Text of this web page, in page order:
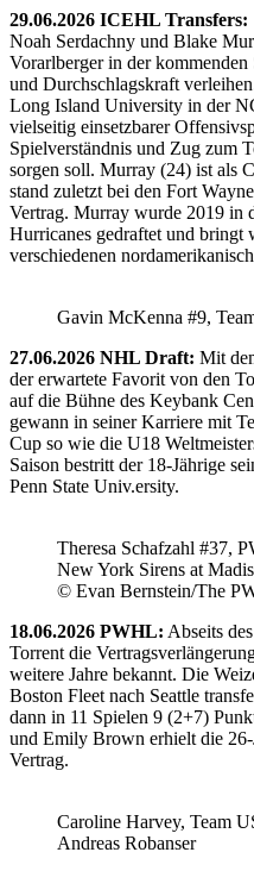
29.06.2026 ICEHL Transfers:
Noah Serdachny und Blake
Vorarlberger in der
und Durchschlagskraft
Long Island University in der
vielseitig einsetzbarer
Spielverständnis und Zug zum
sorgen soll. Murray (24) ist als
stand zuletzt bei den Fort
Vertrag. Murray wurde 2019 in
Hurricanes gedraftet und bringt
verschiedenen
Gavin McKenna #9,
27.06.2026 NHL Draft: Mit
der erwartete Favorit von den
auf die Bühne des Keybank
gewann in seiner Karriere mit
Cup so wie die U18
Saison bestritt der 18-Jährige
Penn State Univ.ersity.
Theresa Schafzahl #37,
New York Sirens at
© Evan Bernstein/The
18.06.2026 PWHL: Abseits
Torrent die
weitere Jahre bekannt. Die
Boston Fleet nach Seattle
dann in 11 Spielen 9 (2+7)
und Emily Brown erhielt die 26-
Vertrag.
Caroline Harvey, Team
Andreas Robanser